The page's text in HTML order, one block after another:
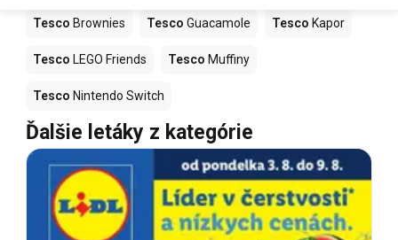
Tesco Brownies Tesco Guacamole Tesco Kapor
Tesco LEGO Friends Tesco Muffiny
Tesco Nintendo Switch
Ďalšie letáky z kategórie